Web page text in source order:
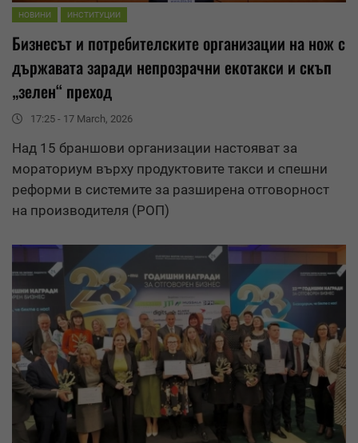
НОВИНИ ИНСТИТУЦИИ
Бизнесът и потребителските организации на нож с
държавата заради непрозрачни екотакси и скъп
„зелен“ преход
17:25 - 17 March, 2026
Над 15 браншови организации настояват за
мораториум върху продуктовите такси и спешни
реформи в системите за разширена отговорност
на производителя (РОП)